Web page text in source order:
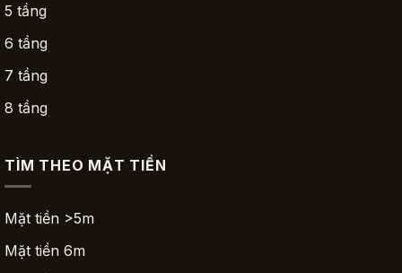
5 tầng
6 tầng
7 tầng
8 tầng
TÌM THEO MẶT TIỀN
Mặt tiền >5m
Mặt tiền 6m